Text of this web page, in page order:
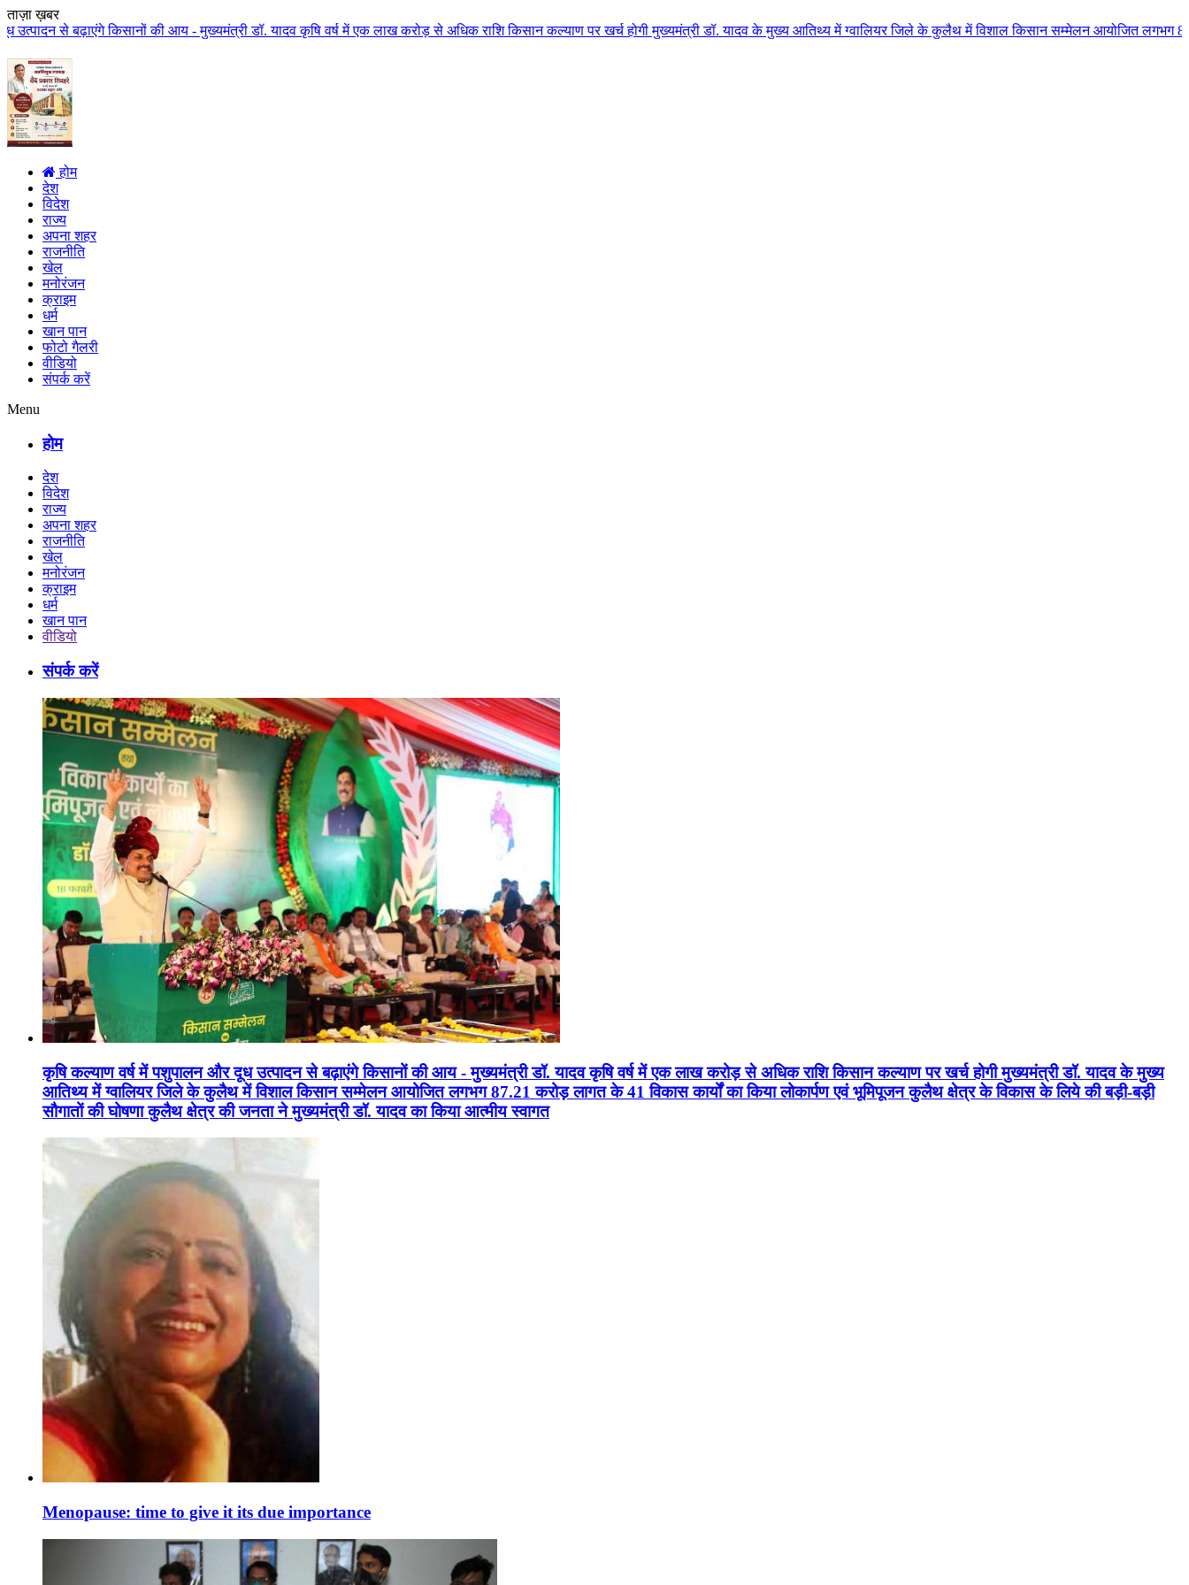
ताज़ा ख़बर
की आय - मुख्यमंत्री डॉ. यादव कृषि वर्ष में एक लाख करोड़ से अधिक राशि किसान कल्याण पर खर्च होगी मुख्यमंत्री डॉ. यादव के मुख्य आतिथ्य में ग्वालियर जिले के कुलैथ में विशाल किसान सम्मेलन आयोजित लगभग 87.21 करोड़ लागत
होम
देश
विदेश
राज्य
अपना शहर
राजनीति
खेल
मनोरंजन
क्राइम
धर्म
खान पान
फोटो गैलरी
वीडियो
संपर्क करें
Menu
होम
देश
विदेश
राज्य
अपना शहर
राजनीति
खेल
मनोरंजन
क्राइम
धर्म
खान पान
वीडियो
संपर्क करें
कृषि कल्याण वर्ष में पशुपालन और दूध उत्पादन से बढ़ाएंगे किसानों की आय - मुख्यमंत्री डॉ. यादव कृषि वर्ष में एक लाख करोड़ से अधिक राशि किसान कल्याण पर खर्च होगी मुख्यमंत्री डॉ. यादव के मुख्य
आतिथ्य में ग्वालियर जिले के कुलैथ में विशाल किसान सम्मेलन आयोजित लगभग 87.21 करोड़ लागत के 41 विकास कार्यों का किया लोकार्पण एवं भूमिपूजन कुलैथ क्षेत्र के विकास के लिये की बड़ी-बड़ी
सौगातों की घोषणा कुलैथ क्षेत्र की जनता ने मुख्यमंत्री डॉ. यादव का किया आत्मीय स्वागत
Menopause: time to give it its due importance